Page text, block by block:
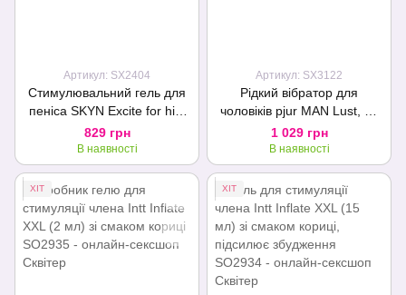
Артикул: SX2404
Стимулювальний гель для
пеніса SKYN Excite for him
15 мл, поколювання, тепло-
холод, містить L-аргінін
829 грн
В наявності
Артикул: SX3122
Рідкий вібратор для
чоловіків pjur MAN Lust, 15
мл, з ефектом мурашок
1 029 грн
В наявності
ХІТ ХІТ